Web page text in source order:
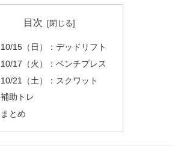
目次
10/15（日）：デッドリフト
10/17（火）：ベンチプレス
10/21（土）：スクワット
補助トレ
まとめ